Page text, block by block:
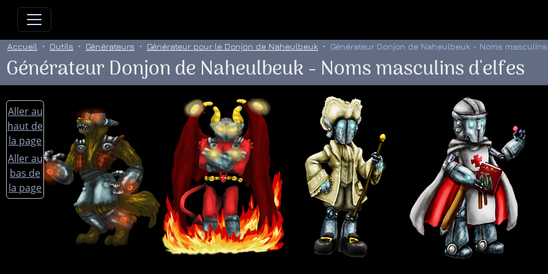
Allez directement au contenu
Accueil Outils Générateurs Générateur pour le Donjon de Naheulbeuk Générateur Donjon de Naheulbeuk - Noms
Générateur Donjon de Naheulbeuk - Noms masculins d'elfes
Aller au
haut de
la page
Aller au
bas de
la page